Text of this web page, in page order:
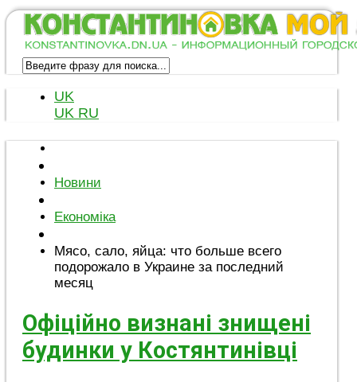
UK
UK RU
Новини
Економіка
Мясо, сало, яйца: что больше всего
подорожало в Украине за последний
месяц
Офіційно визнані знищені
будинки у Костянтинівці